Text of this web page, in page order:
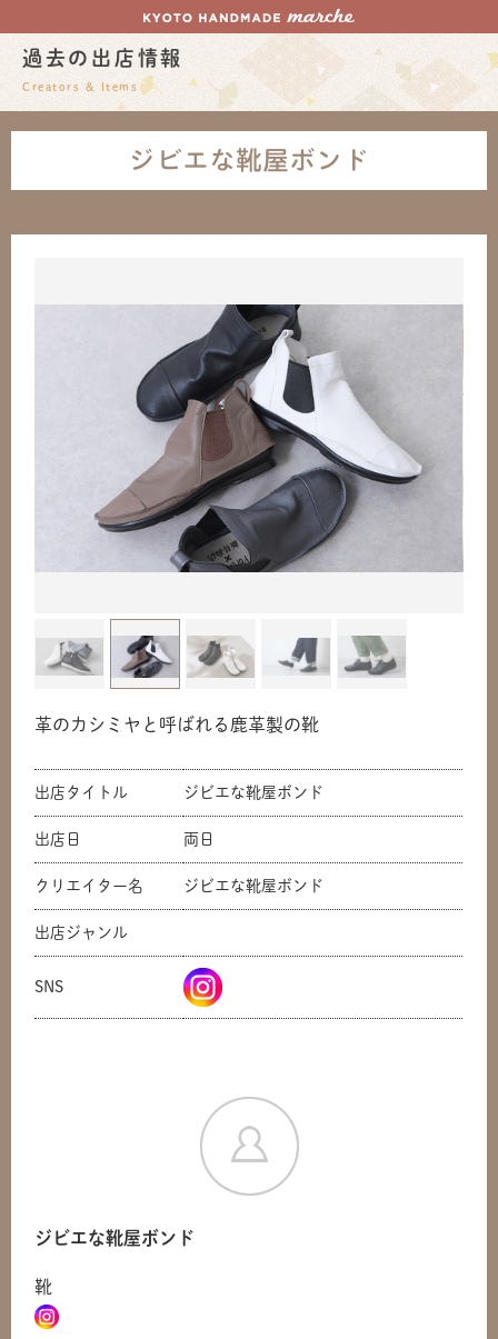
過去の出店情報
Creators & Items
ジビエな靴屋ボンド
革のカシミヤと呼ばれる鹿革製の靴
出店タイトル ジビエな靴屋ボンド
出店日 両日
クリエイター名 ジビエな靴屋ボンド
出店ジャンル
SNS
ジビエな靴屋ボンド
靴